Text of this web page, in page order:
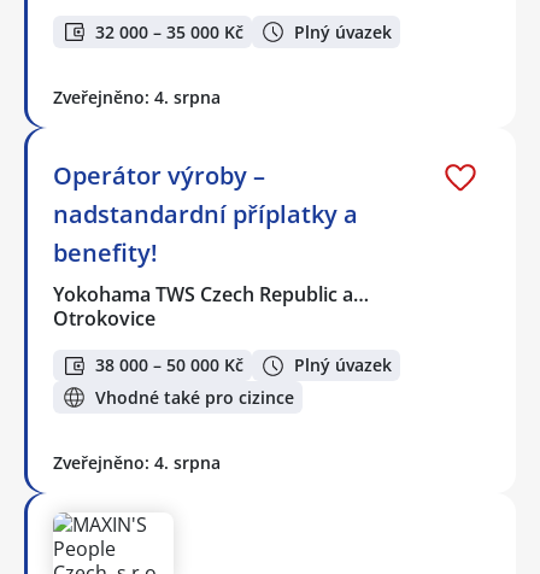
32 000 – 35 000 Kč Plný úvazek
Zveřejněno: 4. srpna
Operátor výroby –
nadstandardní příplatky a
benefity!
Yokohama TWS Czech Republic a…
Otrokovice
38 000 – 50 000 Kč
Plný úvazek
Vhodné také pro cizince
Zveřejněno: 4. srpna